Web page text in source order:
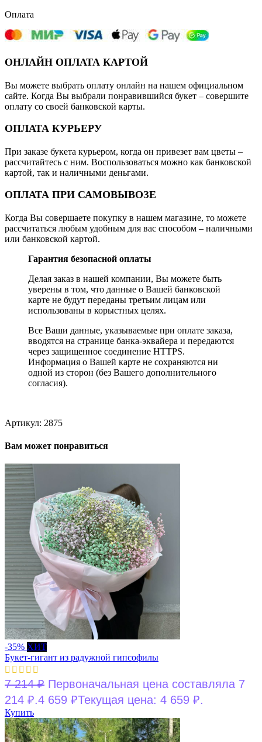
Оплата
ОНЛАЙН ОПЛАТА КАРТОЙ
Вы можете выбрать оплату онлайн на нашем официальном
сайте. Когда Вы выбрали понравившийся букет – совершите
оплату со своей банковской карты.
ОПЛАТА КУРЬЕРУ
При заказе букета курьером, когда он привезет вам цветы –
рассчитайтесь с ним. Воспользоваться можно как банковской
картой, так и наличными деньгами.
ОПЛАТА ПРИ САМОВЫВОЗЕ
Когда Вы совершаете покупку в нашем магазине, то можете
рассчитаться любым удобным для вас способом – наличными
или банковской картой.
Гарантия безопасной оплаты
Делая заказ в нашей компании, Вы можете быть
уверены в том, что данные о Вашей банковской
карте не будут переданы третьим лицам или
использованы в корыстных целях.
Все Ваши данные, указываемые при оплате заказа,
вводятся на странице банка-эквайера и передаются
через защищенное соединение HTTPS.
Информация о Вашей карте не сохраняются ни
одной из сторон (без Вашего дополнительного
согласия).
Артикул: 2875
Вам может понравиться
-35% ХИТ
Букет-гигант из радужной гипсофилы
7 214₽ Первоначальная цена составляла 7
214 ₽.4 659 ₽Текущая цена: 4 659 ₽.
Купить